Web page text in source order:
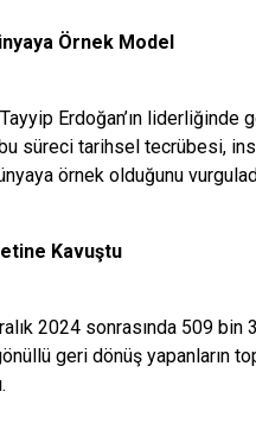
Örnek Model
Erdoğan’ın
süreci tarihsel tecrübesi,
örnek olduğunu
Kavuştu
2024 sonrasında 509
geri dönüş yapanların